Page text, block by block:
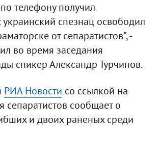
телефону получил
спезнац освободил
от сепаратистов", -
во время заседания
спикер Александр Турчинов.
РИА Новости со ссылкой на
сепаратистов сообщает о
и двоих раненых среди